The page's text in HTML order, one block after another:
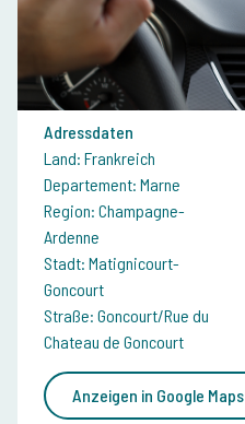
Adressdaten
Land: Frankreich
Departement: Marne
Region: Champagne-
Ardenne
Stadt: Matignicourt-
Goncourt
Straße: Goncourt/Rue du
Chateau de Goncourt
Anzeigen in Google Maps